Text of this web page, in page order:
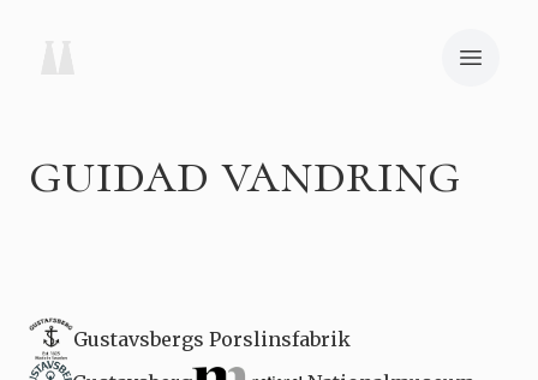
guidad vandring
Gustavsbergs Porslinsfabrik